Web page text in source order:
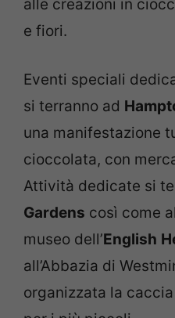
alle creazioni in
e fiori.
Eventi speciali
si terranno ad
una manifestazione
cioccolata, con
Attività dedicate si
Gardens così come
museo dell’English
all’Abbazia di
organizzata la caccia